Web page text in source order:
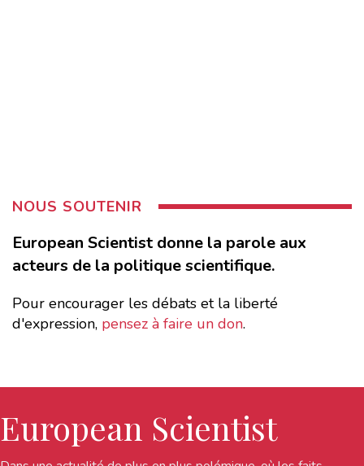
NOUS SOUTENIR
European Scientist donne la parole aux
acteurs de la politique scientifique.
Pour encourager les débats et la liberté
d'expression, pensez à faire un don.
European Scientist